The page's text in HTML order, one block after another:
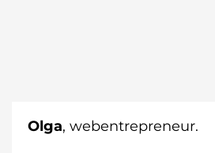
Olga, webentrepreneur.